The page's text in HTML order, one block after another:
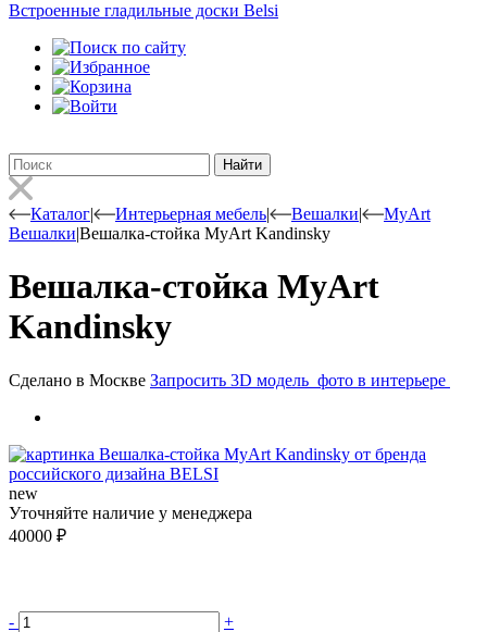
Встроенные гладильные доски Belsi
Найти
Каталог| Интерьерная мебель| Вешалки|
MyArt
Вешалки|Вешалка-стойка MyArt Kandinsky
Вешалка-стойка MyArt
Kandinsky
Сделано в Москве Запросить 3D модель фото в интерьере
new
Уточняйте наличие у менеджера
40000 ₽
-
+